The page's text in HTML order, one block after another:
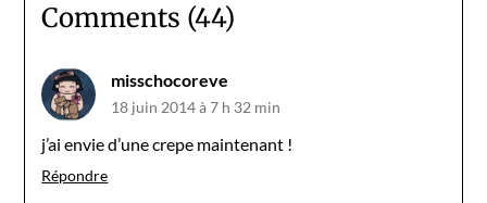
Comments (44)
misschocoreve
18 juin 2014 à 7 h 32 min
j’ai envie d’une crepe maintenant !
Répondre